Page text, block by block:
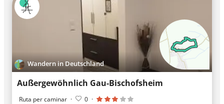
Wandern in Deutschland
Außergewöhnlich Gau-Bischofsheim
Ruta per caminar · 0 ·